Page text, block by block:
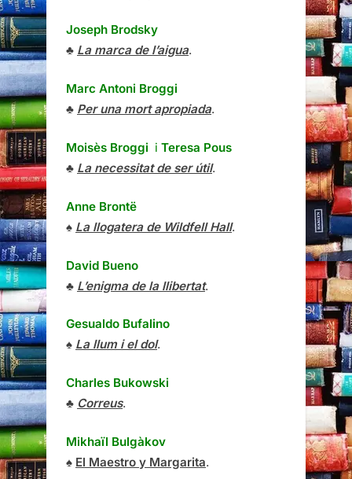
Joseph Brodsky
♣ La marca de l’aigua.
Marc Antoni Broggi
♣ Per una mort apropiada.
Moisès Broggi i Teresa Pous
♣ La necessitat de ser útil.
Anne Brontë
♠ La llogatera de Wildfell Hall.
David Bueno
♣ L’enigma de la llibertat.
Gesualdo Bufalino
♠ La llum i el dol.
Charles Bukowski
♣ Correus.
Mikhaïl Bulgàkov
♠ El Maestro y Margarita.